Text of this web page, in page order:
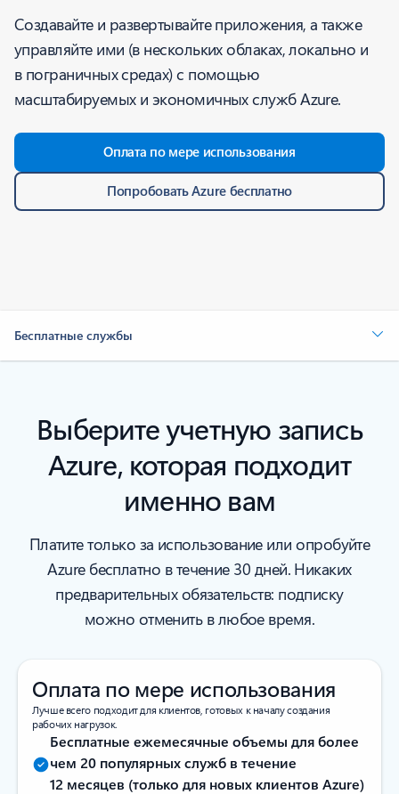
Создавайте и развертывайте приложения, а также
управляйте ими (в нескольких облаках, локально и
в пограничных средах) с помощью
масштабируемых и экономичных служб Azure.
Оплата по мере использования
Попробовать Azure бесплатно
Бесплатные службы
Выберите учетную запись
Azure, которая подходит
именно вам
Платите только за использование или опробуйте
Azure бесплатно в течение 30 дней. Никаких
предварительных обязательств: подписку
можно отменить в любое время.
Оплата по мере использования
Лучше всего подходит для клиентов, готовых к началу создания
рабочих нагрузок.
Бесплатные ежемесячные объемы для более
чем 20 популярных служб в течение
12 месяцев (только для новых клиентов Azure)